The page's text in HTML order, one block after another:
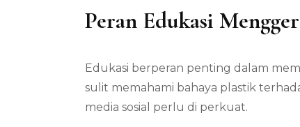
Peran Edukasi
Edukasi berperan penting dalam
sulit memahami bahaya plastik
media sosial perlu di perkuat.